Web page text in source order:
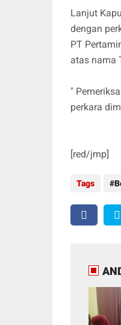
Lanjut
dengan
PT
atas nama
"
perkara
[red/jmp]
Tags